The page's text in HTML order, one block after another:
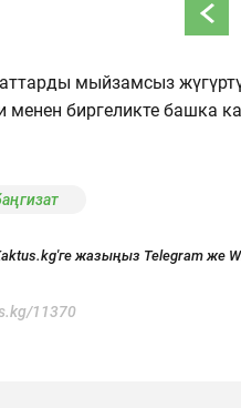
мыйзамсыз
менен биргеликте башка
жазыңыз Telegram же
11370